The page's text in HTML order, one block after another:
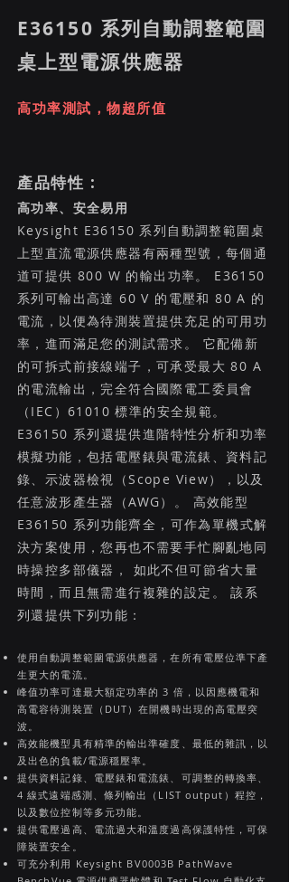
E36150 系列自動調整範圍
桌上型電源供應器
高功率測試，物超所值
產品特性 :
高功率、安全易用
Keysight E36150 系列自動調整範圍桌
上型直流電源供應器有兩種型號，每個通
道可提供 800 W 的輸出功率。 E36150
系列可輸出高達 60 V 的電壓和 80 A 的
電流，以便為待測裝置提供充足的可用功
率，進而滿足您的測試需求。 它配備新
的可拆式前接線端子，可承受最大 80 A
的電流輸出，完全符合國際電工委員會
（IEC）61010 標準的安全規範。
E36150 系列還提供進階特性分析和功率
模擬功能，包括電壓錶與電流錶、資料記
錄、示波器檢視（Scope View），以及
任意波形產生器（AWG）。 高效能型
E36150 系列功能齊全，可作為單機式解
決方案使用，您再也不需要手忙腳亂地同
時操控多部儀器， 如此不但可節省大量
時間，而且無需進行複雜的設定。 該系
列還提供下列功能：
使用自動調整範圍電源供應器，在所有電壓位準下產
生更大的電流。
峰值功率可達最大額定功率的 3 倍，以因應機電和
高電容待測裝置（DUT）在開機時出現的高電壓突
波。
高效能機型具有精準的輸出準確度、最低的雜訊，以
及出色的負載/電源穩壓率。
提供資料記錄、電壓錶和電流錶、可調整的轉換率、
4 線式遠端感測、條列輸出（LIST output）程控，
以及數位控制等多元功能。
提供電壓過高、電流過大和溫度過高保護特性，可保
障裝置安全。
可充分利用 Keysight BV0003B PathWave